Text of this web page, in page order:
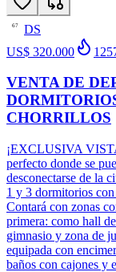
67
DS
US$ 320.000
VENTA DE
CHORRILLOS
¡EXCLUSIVA
perfecto donde se
desconectarse de la
1 y 3 dormitorios con
Contará con zonas
primera: como hall
gimnasio y zona de
equipada con
baños con cajones y